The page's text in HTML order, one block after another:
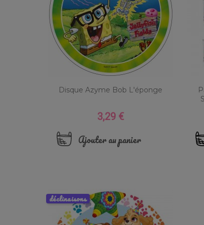
Disque Azyme Bob L'éponge
Prix
3,29 €
Ajouter au panier
déclinaisons